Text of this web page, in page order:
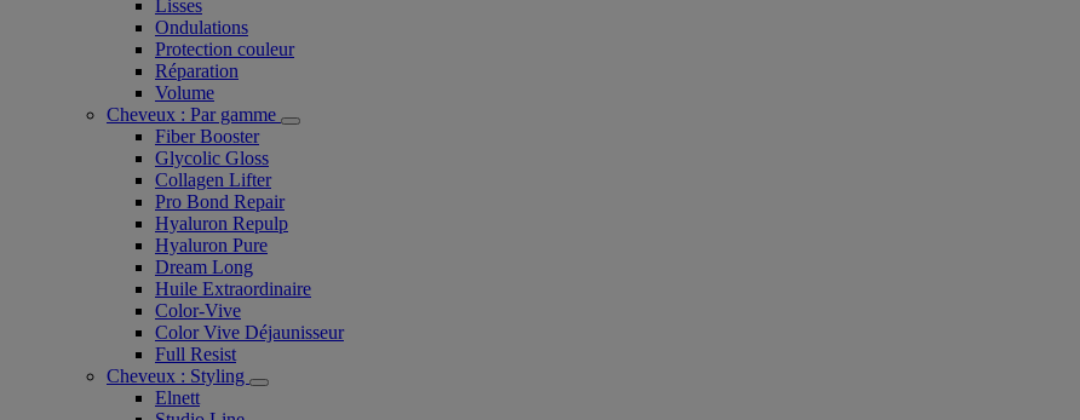
Lisses
Ondulations
Protection couleur​
Réparation
Volume
Cheveux : Par gamme
Fiber Booster
Glycolic Gloss
Collagen Lifter
Pro Bond Repair
Hyaluron Repulp
Hyaluron Pure
Dream Long
Huile Extraordinaire
Color-Vive
Color Vive Déjaunisseur
Full Resist
Cheveux : Styling
Elnett